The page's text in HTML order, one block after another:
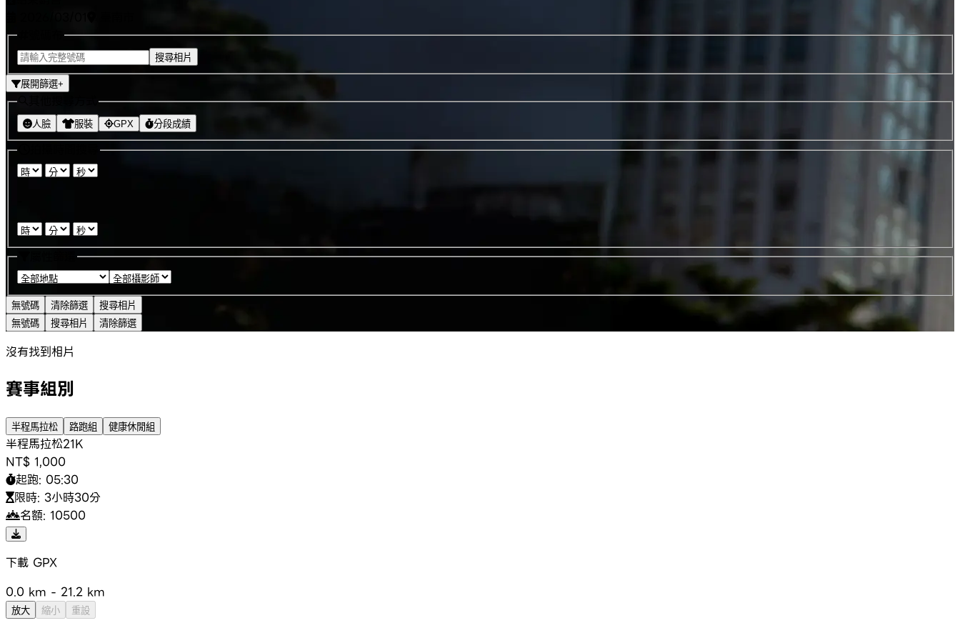
搜尋相片
展開篩選+
人臉 服裝 GPX 分段成績
無號碼 清除篩選
搜尋相片
無號碼
搜尋相片 清除篩選
沒有找到相片
賽事組別
半程馬拉松 路跑組 健康休閒組
半程馬拉松21K
NT$ 1,000
起跑: 05:30
限時: 3小時30分
名額: 10500
+
−
下載 GPX
0.0 km - 21.2 km
放大 縮小 重設